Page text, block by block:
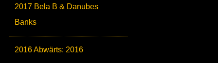
2017 Bela B & Danubes
Banks
2016 Abwärts: 2016